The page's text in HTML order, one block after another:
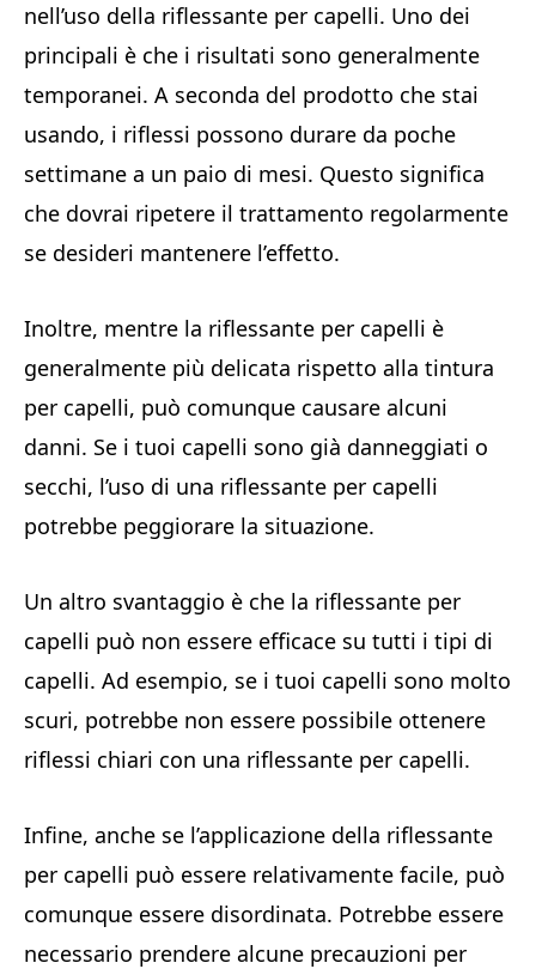
nell’uso della riflessante per capelli. Uno dei
principali è che i risultati sono generalmente
temporanei. A seconda del prodotto che stai
usando, i riflessi possono durare da poche
settimane a un paio di mesi. Questo significa
che dovrai ripetere il trattamento regolarmente
se desideri mantenere l’effetto.
Inoltre, mentre la riflessante per capelli è
generalmente più delicata rispetto alla tintura
per capelli, può comunque causare alcuni
danni. Se i tuoi capelli sono già danneggiati o
secchi, l’uso di una riflessante per capelli
potrebbe peggiorare la situazione.
Un altro svantaggio è che la riflessante per
capelli può non essere efficace su tutti i tipi di
capelli. Ad esempio, se i tuoi capelli sono molto
scuri, potrebbe non essere possibile ottenere
riflessi chiari con una riflessante per capelli.
Infine, anche se l’applicazione della riflessante
per capelli può essere relativamente facile, può
comunque essere disordinata. Potrebbe essere
necessario prendere alcune precauzioni per